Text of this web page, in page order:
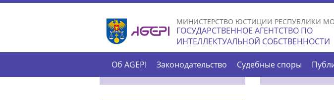
Skip to
main
content
МИНИСТЕРСТВО ЮСТИЦИИ РЕСПУБЛИКИ
ГОСУДАРСТВЕННОЕ АГЕНТСТВО ПО
ИНТЕЛЛЕКТУАЛЬНОЙ СОБСТВЕННОСТИ
Об AGEPI Законодательство Судебные споры